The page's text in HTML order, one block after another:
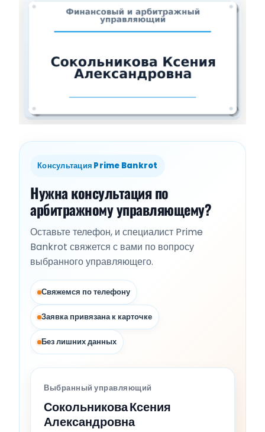
Консультация Prime Bankrot
Нужна консультация по
арбитражному управляющему?
Оставьте телефон, и специалист Prime
Bankrot свяжется с вами по вопросу
выбранного управляющего.
Свяжемся по телефону
Заявка привязана к карточке
Без лишних данных
Выбранный управляющий
Сокольникова Ксения
Александровна